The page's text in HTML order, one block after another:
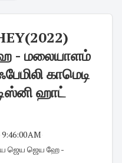
- மலையாளம்
காமெடி
ஹாட்
9:46:00 AM
ஜெய ஜெய ஹே -